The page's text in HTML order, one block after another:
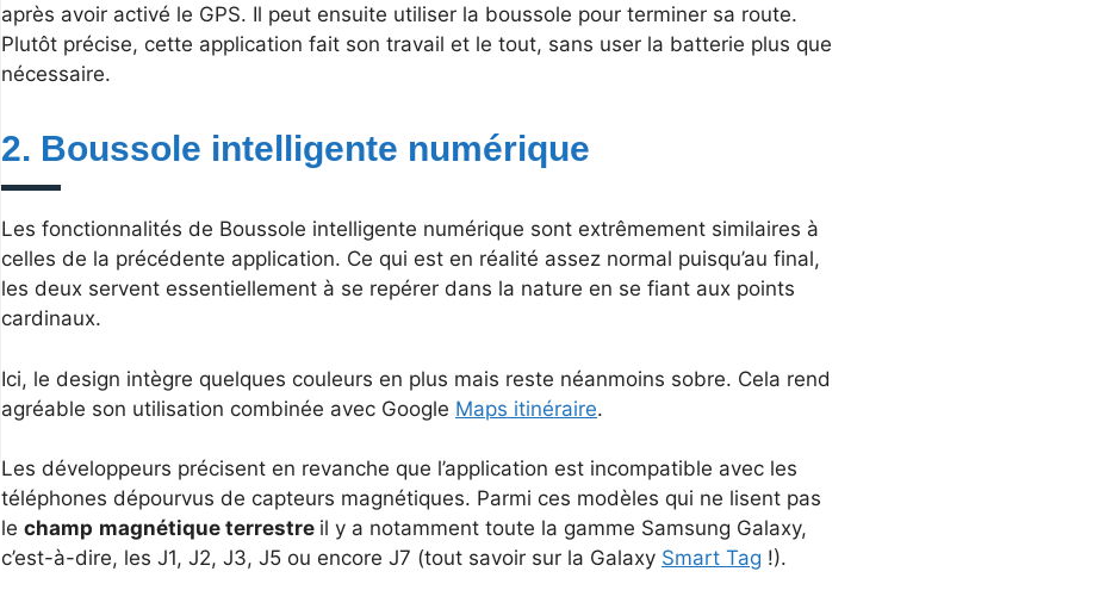
après avoir activé le GPS. Il peut ensuite utiliser la boussole pour terminer sa route.
Plutôt précise, cette application fait son travail et le tout, sans user la batterie plus que
nécessaire.
2. Boussole intelligente numérique
Les fonctionnalités de Boussole intelligente numérique sont extrêmement similaires à
celles de la précédente application. Ce qui est en réalité assez normal puisqu’au final,
les deux servent essentiellement à se repérer dans la nature en se fiant aux points
cardinaux.
Ici, le design intègre quelques couleurs en plus mais reste néanmoins sobre. Cela rend
agréable son utilisation combinée avec Google Maps itinéraire.
Les développeurs précisent en revanche que l’application est incompatible avec les
téléphones dépourvus de capteurs magnétiques. Parmi ces modèles qui ne lisent pas
le champ magnétique terrestre il y a notamment toute la gamme Samsung Galaxy,
c’est-à-dire, les J1, J2, J3, J5 ou encore J7 (tout savoir sur la Galaxy Smart Tag !).